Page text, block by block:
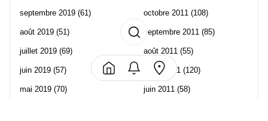
septembre 2019 (61)
août 2019 (51)
juillet 2019 (69)
juin 2019 (57)
mai 2019 (70)
octobre 2011 (108)
septembre 2011 (85)
août 2011 (55)
juillet 2011 (120)
juin 2011 (58)